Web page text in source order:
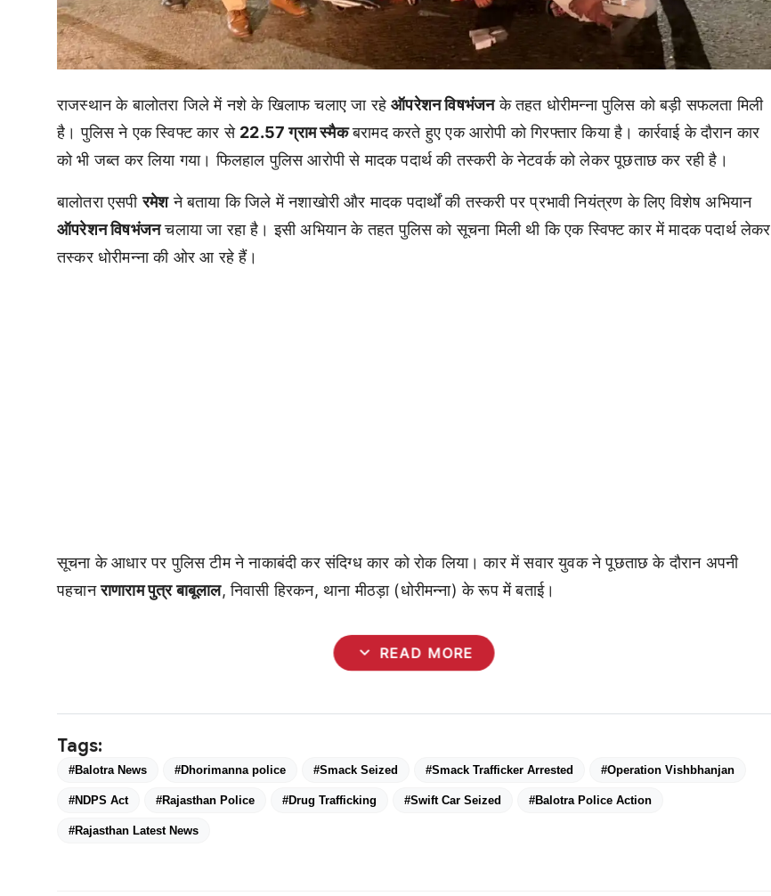
राजस्थान के बालोतरा जिले में नशे के खिलाफ चलाए जा रहेऑपरेशन विषभंजनके तहत धोरीमन्ना पुलिस को बड़ी सफलता मिली
है। पुलिस ने एक स्विफ्ट कार से 22.57 ग्राम स्मैकबरामद करते हुए एक आरोपी को गिरफ्तार किया है। कार्रवाई के दौरान कार
को भी जब्त कर लिया गया। फिलहाल पुलिस आरोपी से मादक पदार्थ की तस्करी के नेटवर्क को लेकर पूछताछ कर रही है।
बालोतरा एसपीरमेशने बताया कि जिले में नशाखोरी और मादक पदार्थों की तस्करी पर प्रभावी नियंत्रण के लिए विशेष अभियान
ऑपरेशन विषभंजनचलाया जा रहा है। इसी अभियान के तहत पुलिस को सूचना मिली थी कि एक स्विफ्ट कार में मादक पदार्थ लेकर
तस्कर धोरीमन्ना की ओर आ रहे हैं।
सूचना के आधार पर पुलिस टीम ने नाकाबंदी कर संदिग्ध कार को रोक लिया। कार में सवार युवक ने पूछताछ के दौरान अपनी
पहचानराणाराम पुत्र बाबूलाल, निवासी हिरकन, थाना मीठड़ा (धोरीमन्ना) के रूप में बताई।
expand_more READ MORE
Tags:
#Balotra News #Dhorimanna police #Smack Seized #Smack Trafficker Arrested #Operation Vishbhanjan
#NDPS Act #Rajasthan Police #Drug Trafficking #Swift Car Seized #Balotra Police Action
#Rajasthan Latest News